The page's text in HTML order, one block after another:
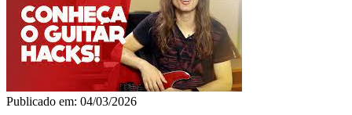
Publicado em: 04/03/2026